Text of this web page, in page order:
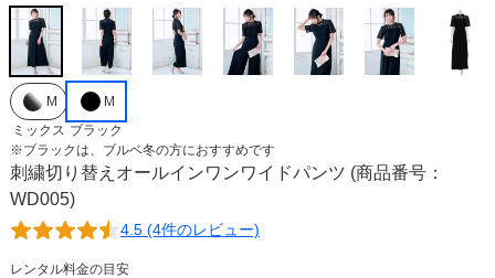
M
ミックス
M
ブラック
※ブラックは、 ブルベ冬の方におすすめです
刺繍切り替えオールインワンワイドパンツ (商品番号：
WD005)
4.5 (4件のレビュー)
レンタル料金の目安